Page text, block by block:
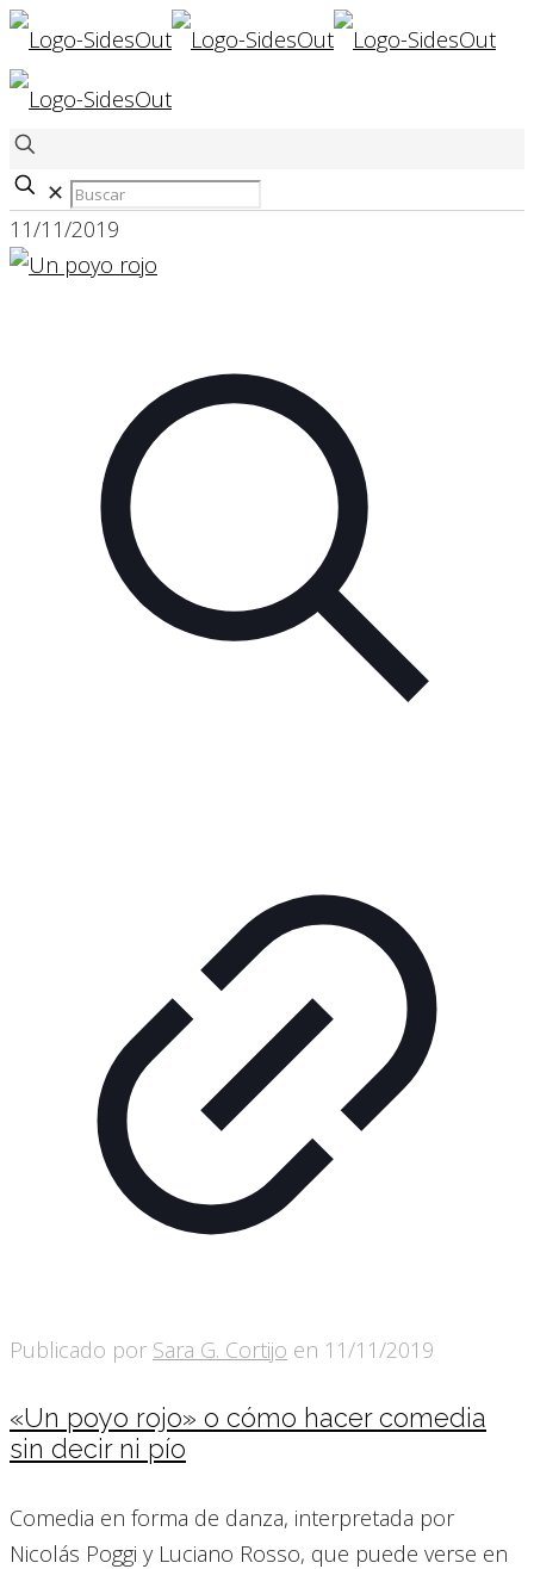
✕
11/11/2019
Publicado por Sara G. Cortijo en 11/11/2019
«Un poyo rojo» o cómo hacer comedia
sin decir ni pío
Comedia en forma de danza, interpretada por
Nicolás Poggi y Luciano Rosso, que puede verse en